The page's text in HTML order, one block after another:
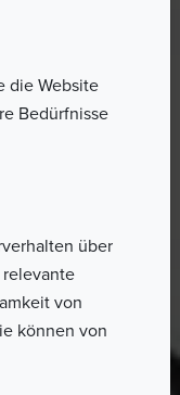
die Website
Bedürfnisse
über
von
können von